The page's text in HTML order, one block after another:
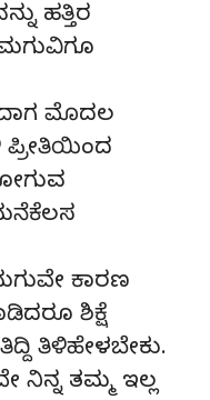
ಹತ್ತಿರ
ಮಗುವಿಗೂ
ಮೊದಲ
ಪ್ರೀತಿಯಿಂದ
ಕಾರಣ
ಶಿಕ್ಷೆ
ತಿಳಿಹೇಳಬೇಕು.
ನಿನ್ನ ತಮ್ಮ ಇಲ್ಲ